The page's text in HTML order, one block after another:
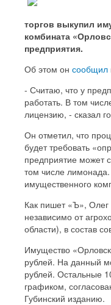
торгов выкупил
комбината
предприятия.
Об этом он сообщил
- Считаю, что у
работать. В том
лицензию, - сказал
Он отметил, что
будет требовать
предприятие может
том числе лимонада.
имущественного
Как пишет «Ъ», Олег
независимо от
области), в состав
Имущество
рублей. На данный
рублей. Остальные
графиком,
Губинский изданию.